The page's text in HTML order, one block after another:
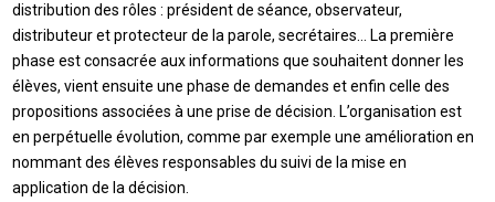
distribution des rôles : président de séance, observateur,
distributeur et protecteur de la parole, secrétaires… La première
phase est consacrée aux informations que souhaitent donner les
élèves, vient ensuite une phase de demandes et enfin celle des
propositions associées à une prise de décision. L’organisation est
en perpétuelle évolution, comme par exemple une amélioration en
nommant des élèves responsables du suivi de la mise en
application de la décision.